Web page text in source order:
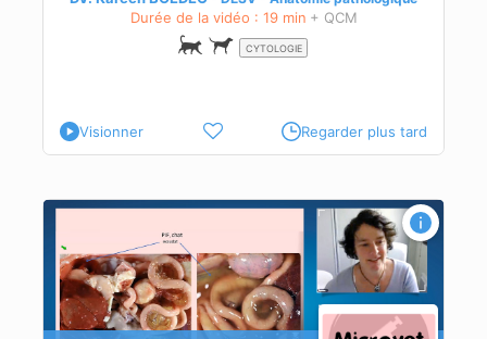
Durée de la vidéo : 19 min + QCM
CYTOLOGIE
Visionner Regarder plus tard